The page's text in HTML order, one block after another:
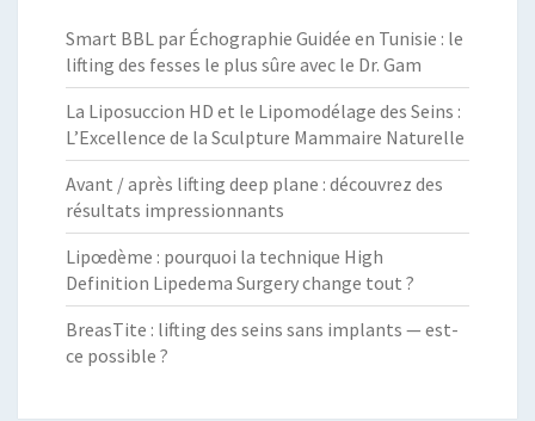
Smart BBL par Échographie Guidée en Tunisie : le
lifting des fesses le plus sûre avec le Dr. Gam
La Liposuccion HD et le Lipomodélage des Seins :
L’Excellence de la Sculpture Mammaire Naturelle
Avant / après lifting deep plane : découvrez des
résultats impressionnants
Lipœdème : pourquoi la technique High
Definition Lipedema Surgery change tout ?
BreasTite : lifting des seins sans implants — est-
ce possible ?